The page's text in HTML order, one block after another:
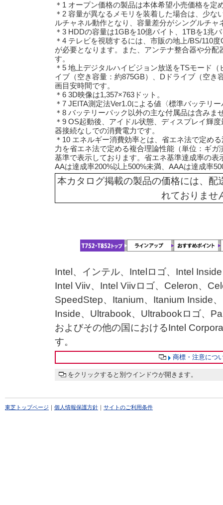
＊1 オープン価格の製品は本体希望小売価格を定
＊2 容量が異なるメモリを装着した場合は、少な
ルチャネル動作となり、容量差分がシングルチ
＊3 HDDの容量は1GBを10億バイト、1TBを1兆
＊4 テレビを視聴するには、市販の地上/BS/110
が必要となります。また、アンテナ整合器や分
す。
＊5 地上デジタルハイビジョン放送をTSモード
イブ（空き容量：約875GB）、Dドライブ（空き
画目安時間です。
＊6 3D映像は1,357×763ドット。
＊7 JEITA測定法Ver1.0による値〈標準バッテリ
＊8 バッテリーパック以外の主な付属品は含みま
＊9 OS起動後、アイドル状態、ディスプレイ輝
器接続なしでの消費電力です。
＊10 エネルギー消費効率とは、省エネ法で定め
力を省エネ法で定める複合理論性能（単位：ギ
基準で表示しております。省エネ基準達成率の表
AAは達成率200%以上500%未満、AAAは達成率
本カタログ掲載の製品の価格には、配
れておりませ
Intel、インテル、Intelロゴ、Intel
Intel Viiv、Intel Viivロゴ、Celeron、
SpeedStep、Itanium、Itanium Inside
Inside、Ultrabook、Ultrabookロゴ、
およびその他の国におけるIntel
す。
商標・注意につ
をクリックすると別ウインドウが開きます。
東芝トップページ ｜ 個人情報保護方針 ｜ サイトのご利用条件